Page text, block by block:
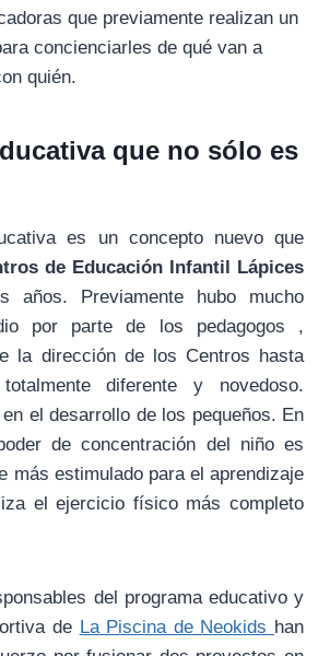
que previamente realizan un
concienciarles de qué van a
quién.
que no sólo es
es un concepto nuevo que
de Educación Infantil Lápices
años. Previamente hubo mucho
por parte de los pedagogos ,
la dirección de los Centros hasta
diferente y novedoso.
el desarrollo de los pequeños. En
de concentración del niño es
más estimulado para el aprendizaje
el ejercicio físico más completo
del programa educativo y
de La Piscina de Neokids han